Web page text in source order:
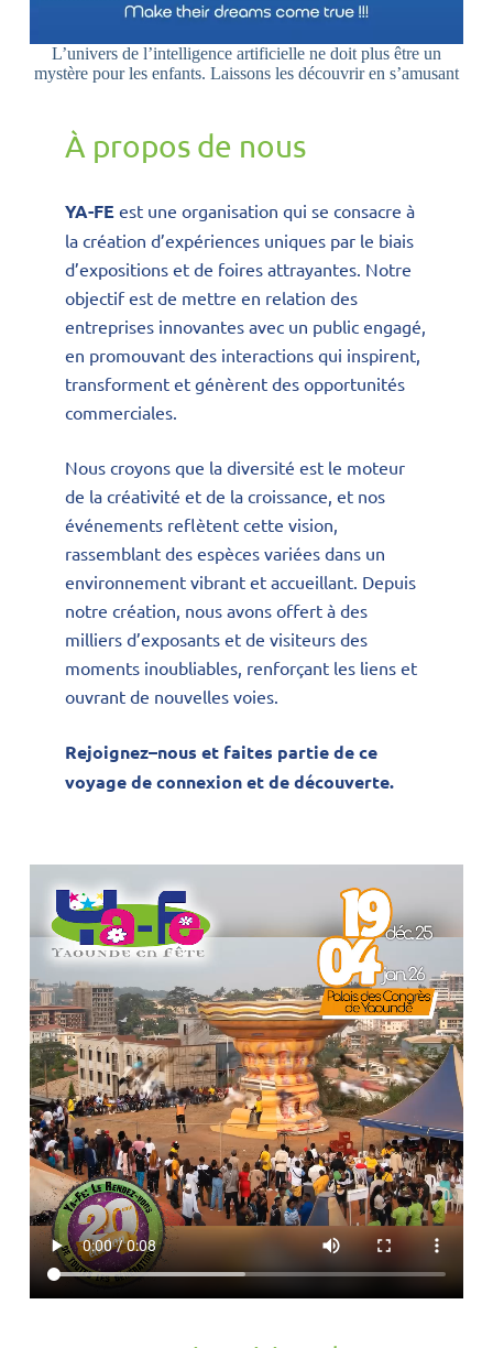
L’univers de l’intelligence artificielle ne doit plus être un
mystère pour les enfants. Laissons les découvrir en s’amusant
À propos de nous
YA-FE est une organisation qui se consacre à
la création d’expériences uniques par le biais
d’expositions et de foires attrayantes. Notre
objectif est de mettre en relation des
entreprises innovantes avec un public engagé,
en promouvant des interactions qui inspirent,
transforment et génèrent des opportunités
commerciales.
Nous croyons que la diversité est le moteur
de la créativité et de la croissance, et nos
événements reflètent cette vision,
rassemblant des espèces variées dans un
environnement vibrant et accueillant. Depuis
notre création nous avons offert à des
milliers d’exposants et de visiteurs des
moments inoubliables, renforçant les liens et
ouvrant de nouvelles voies.
Rejoignez–nous et faites partiedece
voyagedeconnexionetdedécouverte.